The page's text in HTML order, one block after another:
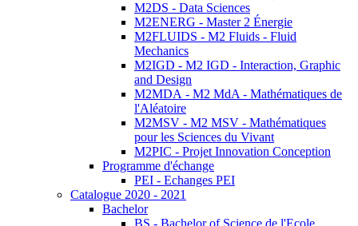
M2DS - Data Sciences
M2ENERG - Master 2 Énergie
M2FLUIDS - M2 Fluids - Fluid
Mechanics
M2IGD - M2 IGD - Interaction, Graphic
and Design
M2MDA - M2 MdA - Mathématiques de
l'Aléatoire
M2MSV - M2 MSV - Mathématiques
pour les Sciences du Vivant
M2PIC - Projet Innovation Conception
Programme d'échange
PEI - Echanges PEI
Catalogue 2020 - 2021
Bachelor
BS - Bachelor of Science de l'Ecole